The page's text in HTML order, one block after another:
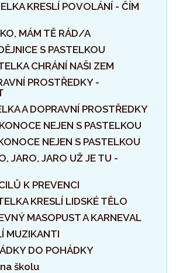
KRESLÍ POVOLÁNÍ - ČÍM
MÁM TĚ RÁD/A
S PASTELKOU
CHRÁNÍ NAŠI ZEM
PROSTŘEDKY -
A DOPRAVNÍ PROSTŘEDKY
NEJEN S PASTELKOU
NEJEN S PASTELKOU
JARO, JARO UŽ JE TU -
K PREVENCI
KRESLÍ LIDSKÉ TĚLO
MASOPUST A KARNEVAL
MUZIKANTI
DO POHÁDKY
školu